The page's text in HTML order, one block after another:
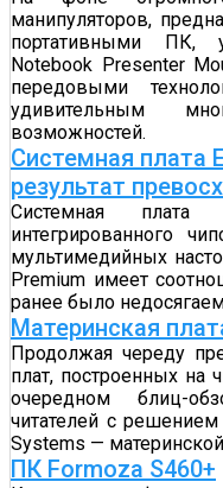
манипуляторов,
портативными ПК,
Notebook Presenter
передовыми
удивительным
возможностей.
Системная плата
результат
Системная
интегрированного
мультимедийных
Premium имеет
ранее было
Материнская
Продолжая череду
плат, построенных на
очередном блиц-
читателей с
Systems —
ПК Formoza S460+